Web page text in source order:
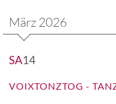
März 2026
SA14
VOIXTONZTOG -